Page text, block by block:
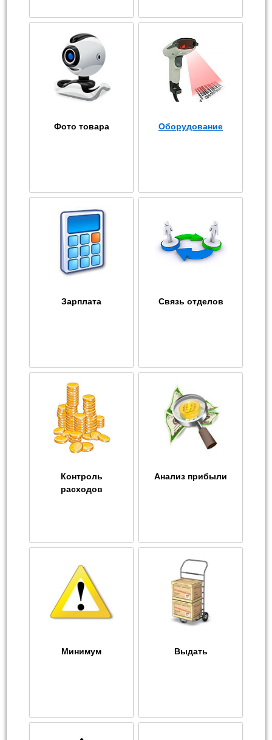
Фото товара Оборудование
Зарплата Связь отделов
Контроль
расходов
Анализ прибыли
Минимум Выдать